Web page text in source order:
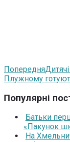
Попередня
Плужному
Популярні
Батьки
«Пакунок
На